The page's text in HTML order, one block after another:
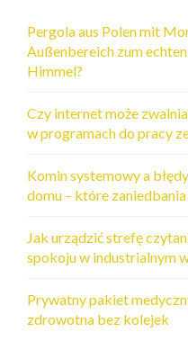
Pergola aus Polen mit
Außenbereich zum
Himmel?
Czy internet może
w programach do pracy
Komin systemowy a
domu – które
Jak urządzić strefę
spokoju w industrialnym
Prywatny pakiet
zdrowotna bez kolejek